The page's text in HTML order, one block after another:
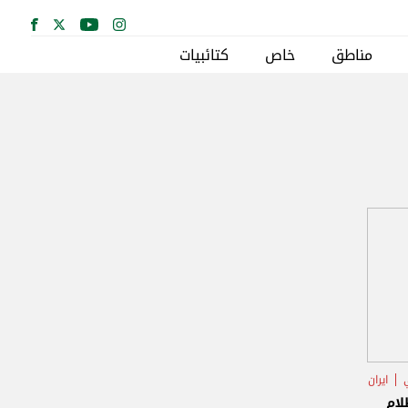
مناطق خاص كتائبيات
ايران